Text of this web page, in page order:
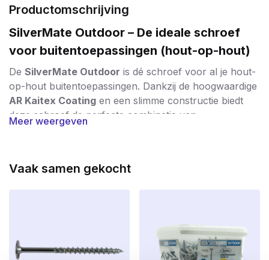
Productomschrijving
SilverMate Outdoor – De ideale schroef
voor buitentoepassingen (hout-op-hout)
De SilverMate Outdoor is dé schroef voor al je hout-
op-hout buitentoepassingen. Dankzij de hoogwaardige
AR Kaitex Coating en een slimme constructie biedt
deze schroef de perfecte combinatie van
duurzaamheid, kracht en verwerkersgemak
De specialeAR Kaitex Coating
schuttingen, gevelbekleding, pergola’s, vlonders en
overkappingen. De coating is bovendien
zelfherstellend bij kleine beschadigingen, wat zorgt
Meer weergeven
Vaak samen gekocht